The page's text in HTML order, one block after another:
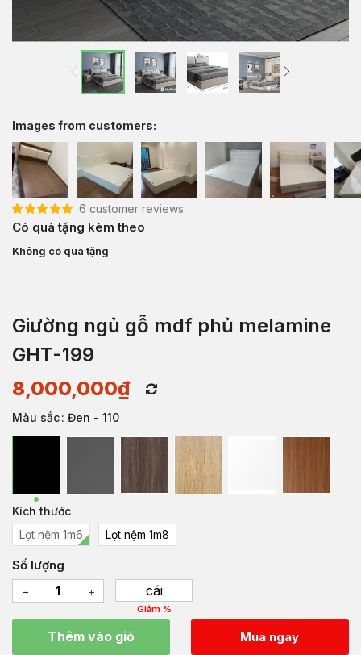
Images from customers:
5.00
trên 5 dựa
trên
6
đánh giá
6 customer reviews
Có quà tặng kèm theo
Không có quà tặng
Giường ngủ gỗ mdf phủ melamine
GHT-199
8,000,000₫
Màu sắc: Đen - 110
Kích thước
Lọt nệm 1m6
Lọt nệm 1m8
Số lượng
cái
Giảm %
Thêm vào giỏ Mua ngay